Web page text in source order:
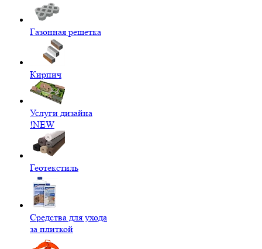
Газонная решетка
Кирпич
Услуги дизайна
!NEW
Геотекстиль
Средства для ухода
за плиткой